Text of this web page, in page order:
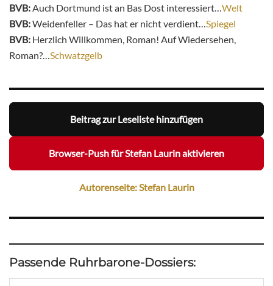
BVB: Auch Dortmund ist an Bas Dost interessiert… Welt
BVB:Weidenfeller – Das hat er nicht verdient… Spiegel
BVB: Herzlich Willkommen, Roman! Auf Wiedersehen,
Roman?… Schwatzgelb
Beitrag zur Leseliste hinzufügen
Browser-Push für Stefan Laurin aktivieren
Autorenseite: Stefan Laurin
Passende Ruhrbarone-Dossiers: